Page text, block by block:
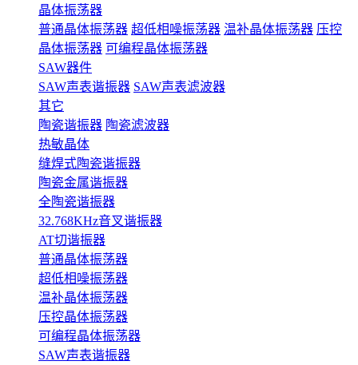
晶体振荡器
普通晶体振荡器 超低相噪振荡器 温补晶体振荡器 压控
晶体振荡器 可编程晶体振荡器
SAW器件
SAW声表谐振器 SAW声表滤波器
其它
陶瓷谐振器 陶瓷滤波器
热敏晶体
缝焊式陶瓷谐振器
陶瓷金属谐振器
全陶瓷谐振器
32.768KHz音叉谐振器
AT切谐振器
普通晶体振荡器
超低相噪振荡器
温补晶体振荡器
压控晶体振荡器
可编程晶体振荡器
SAW声表谐振器